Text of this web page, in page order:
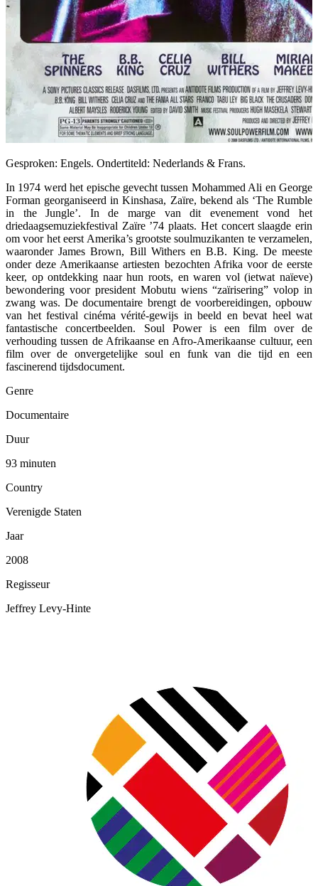
Gesproken: Engels. Ondertiteld: Nederlands & Frans.
In 1974 werd het epische gevecht tussen Mohammed Ali en George
Forman georganiseerd in Kinshasa, Zaïre, bekend als ‘The Rumble
in the Jungle’. In de marge van dit evenement vond het
driedaagsemuziekfestival Zaïre ’74 plaats. Het concert slaagde erin
om voor het eerst Amerika’s grootste soulmuzikanten te verzamelen,
waaronder James Brown, Bill Withers en B.B. King. De meeste
onder deze Amerikaanse artiesten bezochten Afrika voor de eerste
keer, op ontdekking naar hun roots, en waren vol (ietwat naïeve)
bewondering voor president Mobutu wiens “zaïrisering” volop in
zwang was. De documentaire brengt de voorbereidingen, opbouw
van het festival cinéma vérité-gewijs in beeld en bevat heel wat
fantastische concertbeelden. Soul Power is een film over de
verhouding tussen de Afrikaanse en Afro-Amerikaanse cultuur, een
film over de onvergetelijke soul en funk van die tijd en een
fascinerend tijdsdocument.
Genre
Documentaire
Duur
93 minuten
Country
Verenigde Staten
Jaar
2008
Regisseur
Jeffrey Levy-Hinte